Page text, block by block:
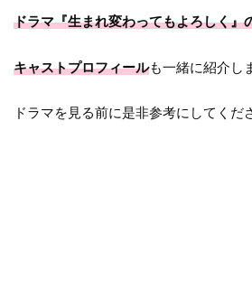
ドラマ『生まれ変わってもよろしく』
キャストプロフィールも一緒に紹介し
ドラマを見る前に是非参考にしてくだ